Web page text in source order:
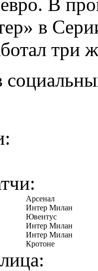
в
три
Арсенал
Интер Милан
Ювентус
Интер Милан
Интер Милан
Кротоне